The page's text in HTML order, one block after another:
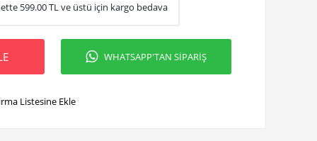
599.00TL ve üstü için kargo bedava
WHATSAPP'TAN SİPARİŞ
Listesine Ekle